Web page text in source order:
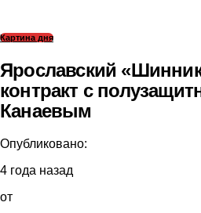
Картина дня
Ярославский
контракт с
Канаевым
Опубликовано:
4 года назад
от